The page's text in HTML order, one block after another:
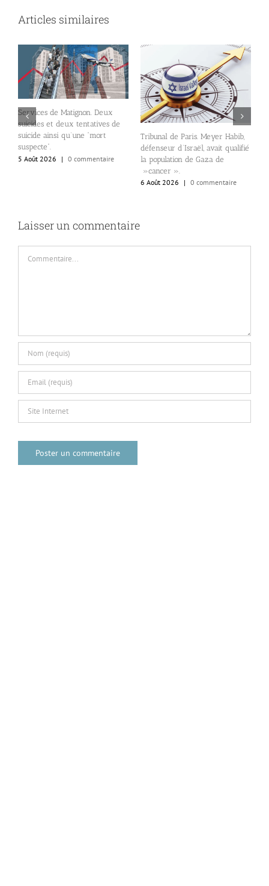
Articles similaires
Services de Matignon. Deux
suicides et deux tentatives de
suicide ainsi qu’une “mort
suspecte”.
5 Août 2026
| 0 commentaire
Tribunal de Paris. Meyer Habib,
défenseur d’Israël, avait qualifié
la population de Gaza de
»cancer ».
6 Août 2026
| 0 commentaire
Laisser un commentaire